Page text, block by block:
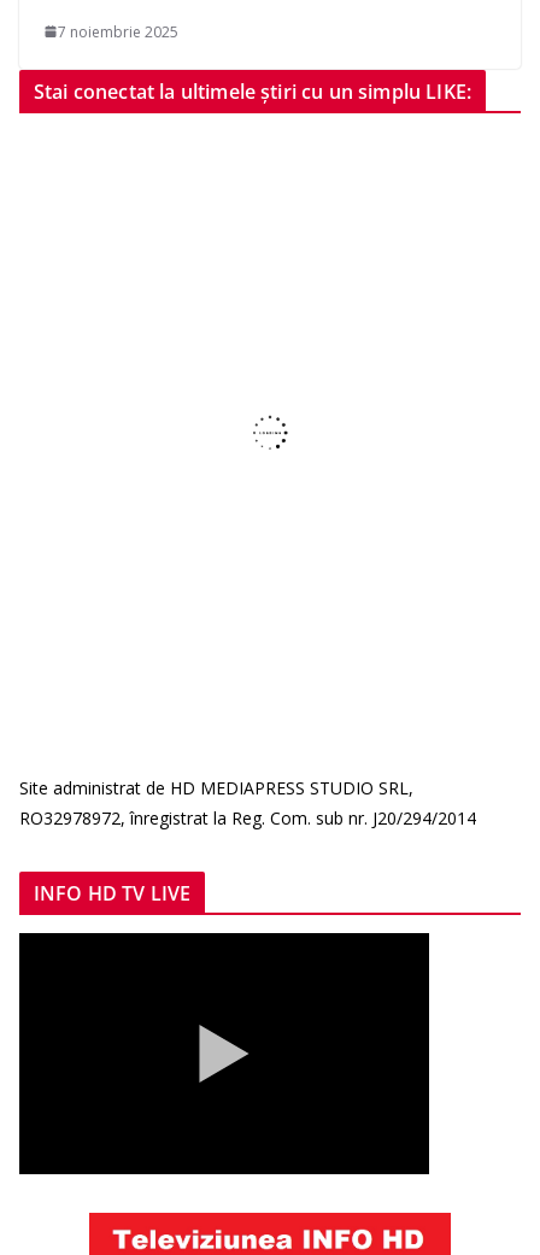
7 noiembrie 2025
Stai conectat la ultimele știri cu un simplu LIKE:
Site administrat de HD MEDIAPRESS STUDIO SRL,
RO32978972, înregistrat la Reg. Com. sub nr. J20/294/2014
INFO HD TV LIVE